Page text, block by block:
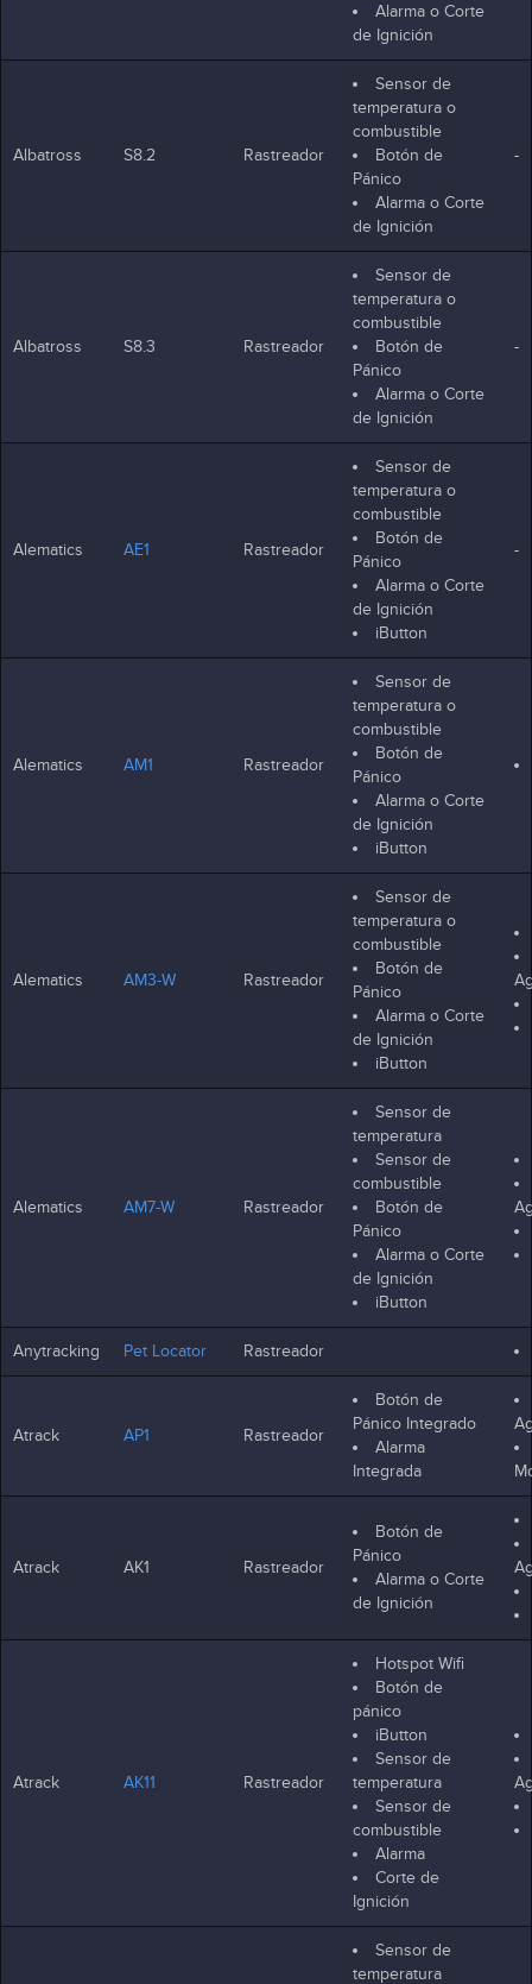
Alarma o Corte
de Ignición
Albatross S8.2 Rastreador
Sensor de
temperatura o
combustible
Botón de
Pánico
Alarma o Corte
de Ignición
-
Albatross S8.3 Rastreador
Sensor de
temperatura o
combustible
Botón de
Pánico
Alarma o Corte
de Ignición
-
Alematics AE1 Rastreador
Sensor de
temperatura o
combustible
Botón de
Pánico
Alarma o Corte
de Ignición
iButton
-
Alematics AM1 Rastreador
Sensor de
temperatura o
combustible
Botón de
Pánico
Alarma o Corte
de Ignición
iButton
Alematics AM3-W Rastreador
Sensor de
temperatura o
combustible
Botón de
Pánico
Alarma o Corte
de Ignición
iButton
Alematics AM7-W Rastreador
Sensor de
temperatura
Sensor de
combustible
Botón de
Pánico
Alarma o Corte
de Ignición
iButton
Anytracking Pet Locator Rastreador
Atrack AP1 Rastreador
Botón de
Pánico Integrado
Alarma
Integrada
Atrack AK1 Rastreador
Botón de
Pánico
Alarma o Corte
de Ignición
Atrack AK11 Rastreador
Hotspot Wifi
Botón de
pánico
iButton
Sensor de
temperatura
Sensor de
combustible
Alarma
Corte de
Ignición
Sensor de
temperatura